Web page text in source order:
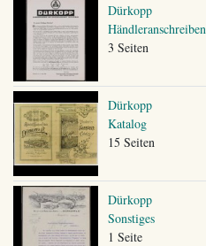
Dürkopp
Händleranschreiben
3 Seiten
Dürkopp
Katalog
15 Seiten
Dürkopp
Sonstiges
1 Seite